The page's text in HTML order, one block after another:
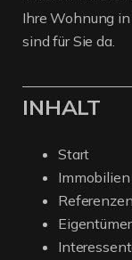
Ihre Wohnung
sind für Sie da.
INHALT
Start
Immobilien
Referenzen
Eigentümer